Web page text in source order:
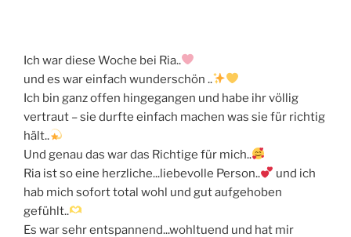
Ich war diese Woche bei Ria..
und es war einfach wunderschön ..
Ich bin ganz offen hingegangen und habe ihr völlig
vertraut – sie durfte einfach machen was sie für richtig
hält..
Und genau das war das Richtige für mich..
Ria ist so eine herzliche...liebevolle Person..
und ich
hab mich sofort total wohl und gut aufgehoben
gefühlt..
Es war sehr entspannend...wohltuend und hat mir